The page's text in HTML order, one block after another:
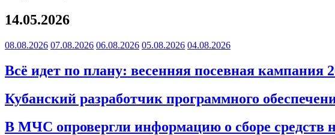
14.05.2026
08.08.2026 07.08.2026 06.08.2026 05.08.2026 04.08.2026
Всё идет по плану: весенняя посевная кампания
Кубанский разработчик программного
В МЧС опровергли информацию о сборе средств